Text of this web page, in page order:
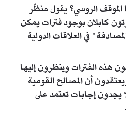
الموقف الروسي؟ يقول منظّر
كابلان بوجود فترات يمكن
في العلاقات الدولية
هذه الفترات وينظرون إليها
أن المصالح القومية
يجدون إجابات تعتمد على